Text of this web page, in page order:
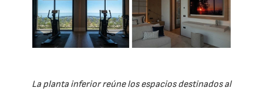
La planta inferior reúne los espacios destinados al